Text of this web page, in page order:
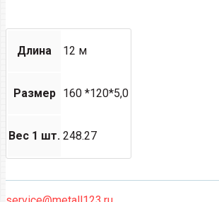
Длина 12 м
Размер 160 *120*5,0
Вес 1 шт. 248.27